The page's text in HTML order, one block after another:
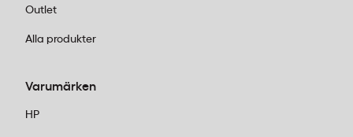
Outlet
Alla produkter
Varumärken
HP